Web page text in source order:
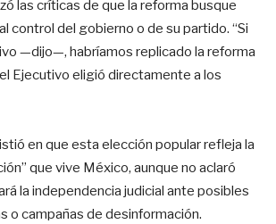
las críticas de que la reforma busque
control del gobierno o de su partido. “Si
—dijo—, habríamos replicado la reforma
Ejecutivo eligió directamente a los
en que esta elección popular refleja la
que vive México, aunque no aclaró
la independencia judicial ante posibles
o campañas de desinformación.